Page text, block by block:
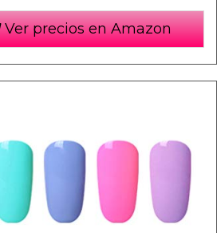
Ver precios en Amazon